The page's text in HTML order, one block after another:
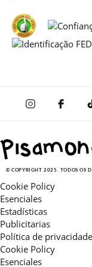
© COPYRIGHT 2025. TODOS OS
Cookie Policy
Esenciales
Estadísticas
Publicitarias
Política de privacidade
Cookie Policy
Esenciales